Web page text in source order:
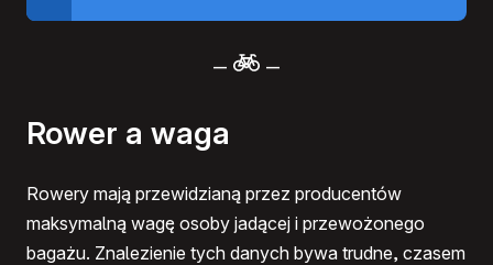
– –
Rower a waga
Rowery mają przewidzianą przez producentów
maksymalną wagę osoby jadącej i przewożonego
bagażu. Znalezienie tych danych bywa trudne, czasem